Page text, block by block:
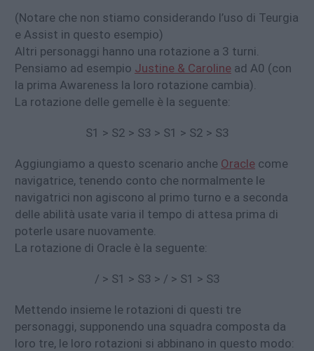
(Notare che non stiamo considerando l’uso di Teurgia
e Assist in questo esempio)
Altri personaggi hanno una rotazione a 3 turni.
Pensiamo ad esempio Justine & Caroline ad A0 (con
la prima Awareness la loro rotazione cambia).
La rotazione delle gemelle è la seguente:
S1 > S2 > S3 > S1 > S2 > S3
Aggiungiamo a questo scenario anche Oracle come
navigatrice, tenendo conto che normalmente le
navigatrici non agiscono al primo turno e a seconda
delle abilità usate varia il tempo di attesa prima di
poterle usare nuovamente.
La rotazione di Oracle è la seguente:
/ > S1 > S3 > / > S1 > S3
Mettendo insieme le rotazioni di questi tre
personaggi, supponendo una squadra composta da
loro tre, le loro rotazioni si abbinano in questo modo: